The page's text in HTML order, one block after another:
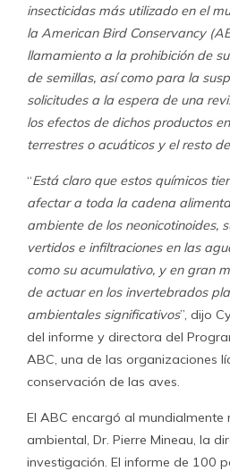
insecticidas más utilizado en el
la American Bird Conservancy
llamamiento a la prohibición de
de semillas, así como para la
solicitudes a la espera de una
los efectos de dichos productos
terrestres o acuáticos y el resto
“Está claro que estos químicos
afectar a toda la cadena
ambiente de los neonicotinoides,
vertidos e infiltraciones en las
como su acumulativo, y en gran
de actuar en los invertebrados
ambientales significativos”, dijo
del informe y directora del
ABC, una de las organizaciones
conservación de las aves.
El ABC encargó al
ambiental, Dr. Pierre Mineau, la
investigación. El informe de 100